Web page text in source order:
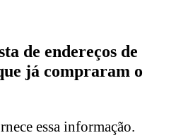
de endereços de
já compraram o
essa informação.